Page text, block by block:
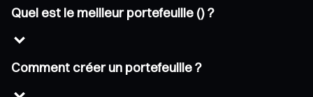
Quel est le meilleur portefeuille () ?
Comment créer un portefeuille ?